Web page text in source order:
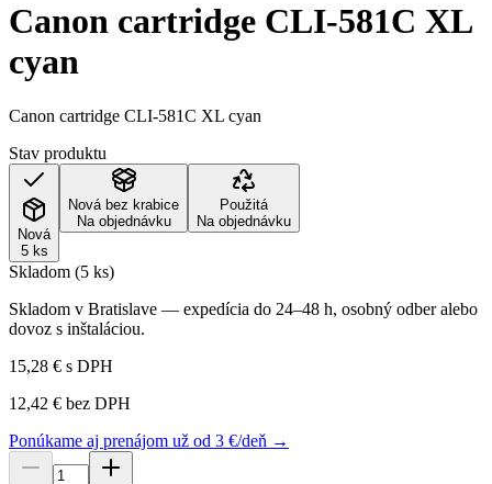
Canon cartridge CLI-581C XL
cyan
Canon cartridge CLI-581C XL cyan
Stav produktu
Nová
5 ks
Nová bez krabice
Na objednávku
Použitá
Na objednávku
Skladom (5 ks)
Skladom v Bratislave — expedícia do 24–48 h, osobný odber alebo
dovoz s inštaláciou.
15,28 € s DPH
12,42 € bez DPH
Ponúkame aj prenájom už od 3 €/deň →